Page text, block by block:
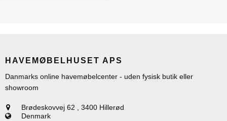
HAVEMØBELHUSET APS
Danmarks online havemøbelcenter - uden fysisk butik eller
showroom
Brødeskovvej 62
3400 Hillerød
Denmark